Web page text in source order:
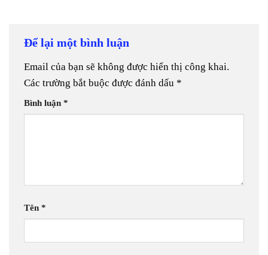
Để lại một bình luận
Email của bạn sẽ không được hiển thị công khai.
Các trường bắt buộc được đánh dấu *
Bình luận *
Tên *